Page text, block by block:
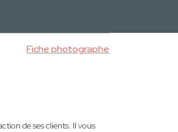
Fiche photographe
de ses clients. Il vous